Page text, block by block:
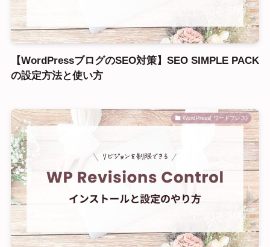
【WordPressブログのSEO対策】SEO SIMPLE PACK
の設定方法と使い方
WordPress( ワードプレス)